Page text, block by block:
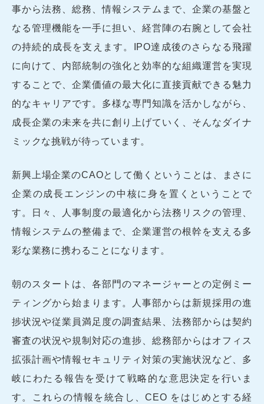
事から法務、総務、情報システムまで、企業の基盤と
なる管理機能を一手に担い、経営陣の右腕として会社
の持続的成長を支えます。IPO達成後のさらなる飛躍
に向けて、内部統制の強化と効率的な組織運営を実現
することで、企業価値の最大化に直接貢献できる魅力
的なキャリアです。多様な専門知識を活かしながら、
成長企業の未来を共に創り上げていく、そんなダイナ
ミックな挑戦が待っています。
新興上場企業のCAOとして働くということは、まさに
企業の成長エンジンの中核に身を置くということで
す。日々、人事制度の最適化から法務リスクの管理、
情報システムの整備まで、企業運営の根幹を支える多
彩な業務に携わることになります。
朝のスタートは、各部門のマネージャーとの定例ミー
ティングから始まります。人事部からは新規採用の進
捗状況や従業員満足度の調査結果、法務部からは契約
審査の状況や規制対応の進捗、総務部からはオフィス
拡張計画や情報セキュリティ対策の実施状況など、多
岐にわたる報告を受けて戦略的な意思決定を行いま
す。これらの情報を統合し、CEO をはじめとする経